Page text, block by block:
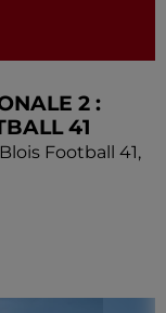
2 :
41
Football 41,